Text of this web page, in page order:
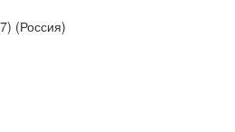
(Россия)